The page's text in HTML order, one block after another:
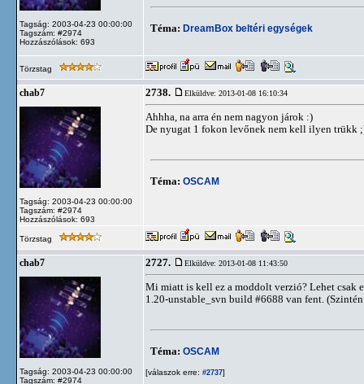
Tagság: 2003-04-23 00:00:00
Tagszám: #2974
Hozzászólások: 693
Téma: DreamBox beltéri egységek
Törzstag
chab7
Tagság: 2003-04-23 00:00:00
Tagszám: #2974
Hozzászólások: 693
2738. Elküldve: 2013-01-08 16:10:34
Ahhha, na arra én nem nagyon járok :)
De nyugat 1 fokon levőnek nem kell ilyen trükk
Téma: OSCAM
Törzstag
chab7
Tagság: 2003-04-23 00:00:00
Tagszám: #2974
2727. Elküldve: 2013-01-08 11:43:50
Mi miatt is kell ez a moddolt verzió? Lehet csak
1.20-unstable_svn build #6688 van fent.
Téma: OSCAM
[válaszok erre: #2737]